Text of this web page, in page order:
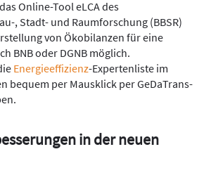
Online-Tool eLCA des
, Stadt- und Raumforschung (BBSR)
von Ökobilanzen für eine
BNB oder DGNB möglich.
Energieeffizienz-Expertenliste im
bequem per Mausklick per GeDaTrans-
in der neuen